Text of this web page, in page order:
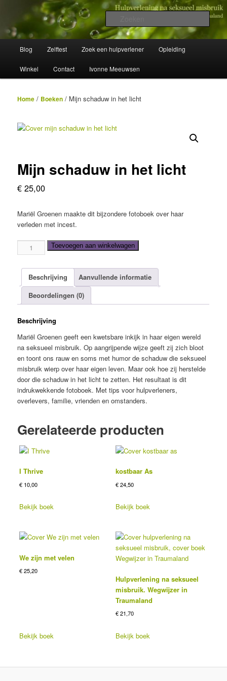
primaireHulpverlening na seksueel misbruik
Wegwijzer in Traumaland
Blog Zelftest Zoek een hulpverlener Opleiding
Winkel Contact Ivonne Meeuwsen
Home / Boeken / Mijn schaduw in het licht
Mijn schaduw in het licht
€ 25,00
Mariël Groenen maakte dit bijzondere fotoboek over haar
verleden met incest.
schaduw
in
licht
aantal
Toevoegen aan winkelwagen
Beschrijving
Aanvullende informatie
Beoordelingen (0)
Beschrijving
Mariël Groenen geeft een kwetsbare inkijk in haar eigen wereld
na seksueel misbruik. Op aangrijpende wijze geeft zij zich bloot
en toont ons rauw en soms met humor de schaduw die seksueel
misbruik wierp over haar eigen leven. Maar ook hoe zij herstelde
door die schaduw in het licht te zetten. Het resultaat is dit
indrukwekkende fotoboek. Met tips voor hulpverleners,
overlevers, familie, vrienden en omstanders.
Gerelateerde producten
I Thrive
€10,00
Bekijk boek
kostbaar As
€24,50
Bekijk boek
We zijn met velen
€25,20
Bekijk boek
Hulpverlening na seksueel
misbruik. Wegwijzer in
Traumaland
€21,70
Bekijk boek